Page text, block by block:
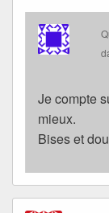
Je compte
mieux.
Bises et